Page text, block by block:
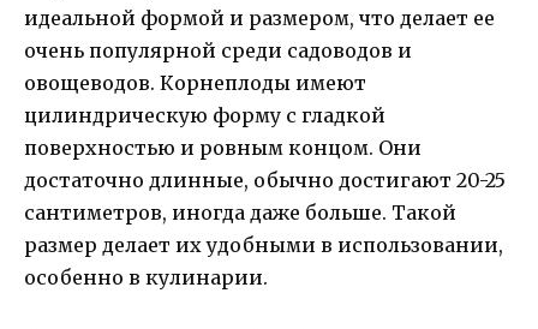
идеальной формой и размером, что делает ее
очень популярной среди садоводов и
овощеводов. Корнеплоды имеют
цилиндрическую форму с гладкой
поверхностью и ровным концом. Они
достаточно длинные, обычно достигают 20-25
сантиметров, иногда даже больше. Такой
размер делает их удобными в использовании,
особенно в кулинарии.